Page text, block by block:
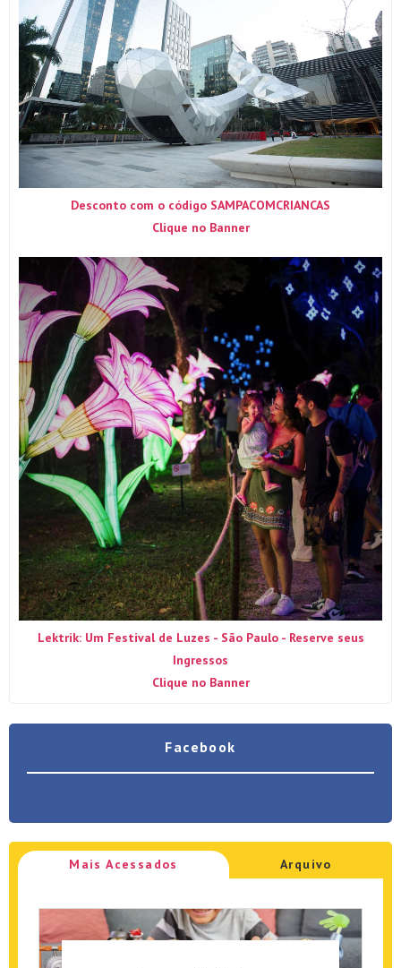
Desconto com o código SAMPACOMCRIANCAS
Clique no Banner
Lektrik: Um Festival de Luzes - São Paulo - Reserve seus
Ingressos
Clique no Banner
Facebook
Mais Acessados Arquivo